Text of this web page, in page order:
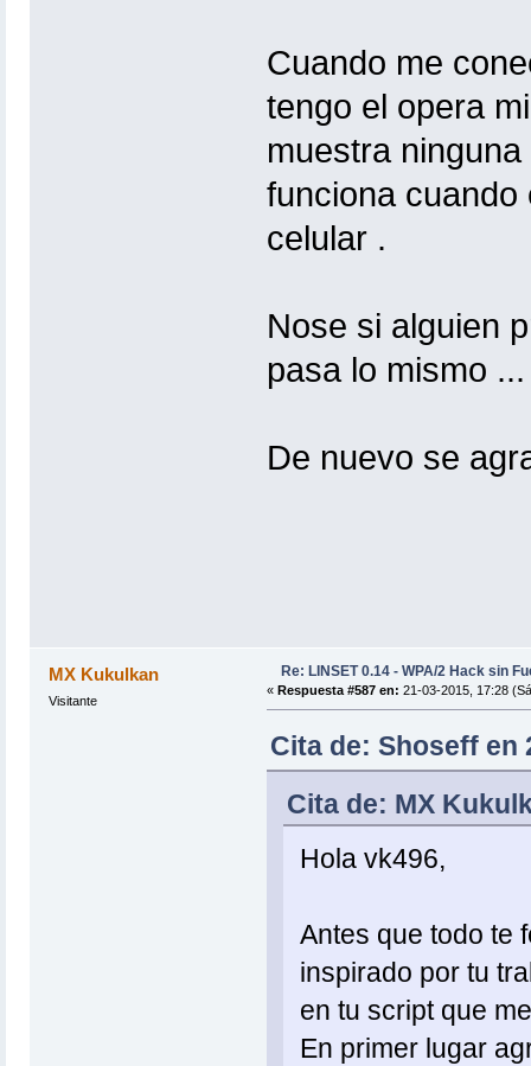
Cuando me
tengo el opera
muestra
funciona cuando
celular .
Nose si alguien
pasa lo mismo ...
De nuevo se
MX Kukulkan
Visitante
Re: LINSET 0.14 - WPA/2 Hack sin
« Respuesta #587 en: 21-03-2015, 17:28
Cita de: Shoseff en
Cita de: MX
Hola vk496,
Antes que todo te
inspirado por tu
en tu script que
En primer lugar